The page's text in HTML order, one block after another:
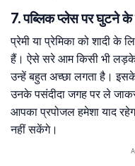
7. पब्लिक प्लेस पर घुटने
प्रेमी या प्रेमिका को शादी के
हैं। ऐसे सरे आम किसी भी लड़के
उन्हें बहुत अच्छा लगता है। इसके
उनके पसंदीदा जगह पर ले
आपका प्रपोजल हमेशा याद
नहीं सकेंगे।